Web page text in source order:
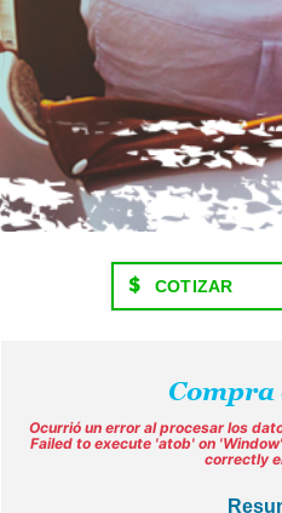
Compra
Ocurrió un error al procesar los
Failed to execute 'atob' on
correctly
COTIZAR